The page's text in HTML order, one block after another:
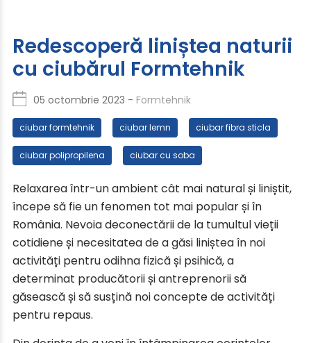
Redescoperă liniștea naturii
cu ciubărul Formtehnik
05 octombrie 2023 - Formtehnik
ciubar formtehnik ciubar lemn ciubar fibra sticla
ciubar polipropilena ciubar cu soba
Relaxarea într-un ambient cât mai natural și liniștit,
începe să fie un fenomen tot mai popular și în
România. Nevoia deconectării de la tumultul vieții
cotidiene și necesitatea de a găsi liniștea în noi
activități pentru odihna fizică și psihică, a
determinat producătorii și antreprenorii să
găsească și să susțină noi concepte de activități
pentru repaus.